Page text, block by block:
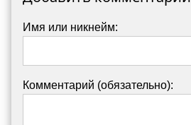
Имя или никнейм:
Комментарий (обязательно):